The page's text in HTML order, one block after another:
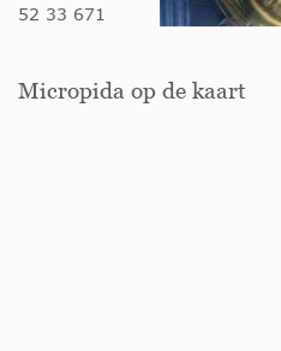
52 33 671
Micropida op de kaart